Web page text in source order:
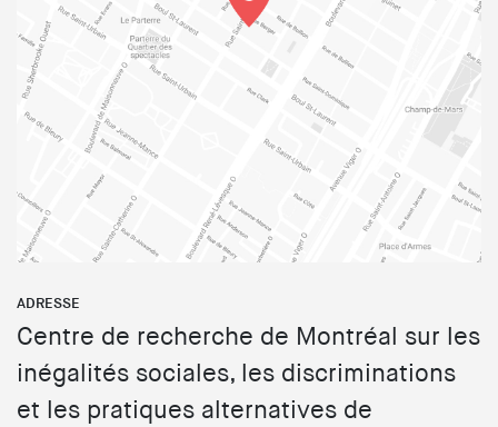
ADRESSE
Centre de recherche de Montréal sur les
inégalités sociales, les discriminations
et les pratiques alternatives de